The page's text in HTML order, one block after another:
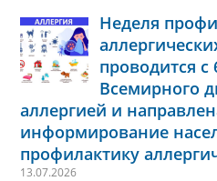
Неделя
проводится с
Всемирного
аллергией и
информирование
профилактику
13.07.2026